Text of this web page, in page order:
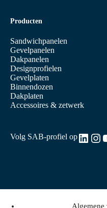
Producten
Sandwichpanelen
Gevelpanelen
Dakpanelen
Designprofielen
Gevelplaten
Binnendozen
Dakplaten
Accessoires & zetwerk
Volg SAB-profiel op
Algemene